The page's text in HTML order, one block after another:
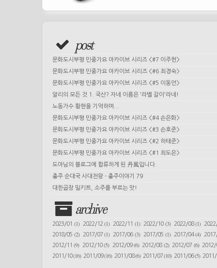
post
문화도시부평 민중가요 아카이브 시리즈 <#7 이주헌>
문화도시부평 민중가요 아카이브 시리즈 <#6 최경숙>
문화도시부평 민중가요 아카이브 시리즈 <#5 이동언>
알리의 모든 것 1. 국산? 자네 이름은 '라벨 갈이'라네!
노동가수 황현을 기억하며...
문화도시부평 민중가요 아카이브 시리즈 <#4 손은화>
문화도시부평 민중가요 아카이브 시리즈 <#3 손호준>
문화도시부평 민중가요 아카이브 시리즈 <#2 하태준>
문화도시부평 민중가요 아카이브 시리즈 <#1 최도은>
도아님의 블로그에 합류하게 된 丹風입니다.
충주 순대국 사대천왕 - 충주이야기 79
대한곱창 밀키트, 소주를 부르는 맛!
archive
2023/01 (1) 2022/12(1) 2022/11(1) 2022/10 (3) 2022/08(1)
2018/05 (2) 2017/07(1) 2017/06(3) 2017/05 (1) 2017/04(4)
2012/11(9) 2012/10(5) 2012/09(6) 2012/08 (2) 2012/07 (6)
2011/10(16) 2011/09(16) 2011/08(6) 2011/07(10) 2011/06(5)